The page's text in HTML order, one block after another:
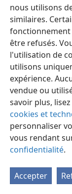
nous utilisons
similaires.
être refusés.
l'utilisation de
utilisons
expérience.
vendue ou
savoir plus, lisez
cookies et
personnaliser
vous rendant
confidentialité.
Accepter
Copyright© 2026
Paramètres de